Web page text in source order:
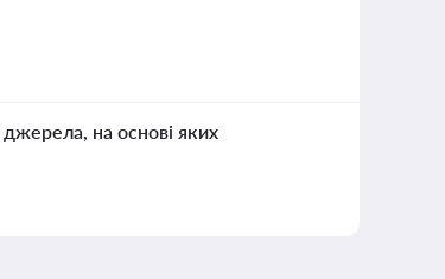
джерела, на основі яких